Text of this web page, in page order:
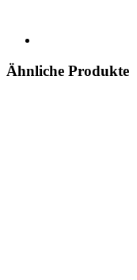
Ähnliche Produkte